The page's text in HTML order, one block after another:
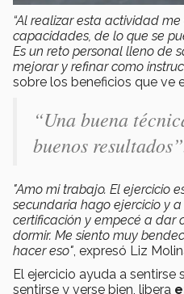
“Al realizar esta actividad
capacidades, de lo que se
Es un reto personal lleno de
mejorar y refinar como
sobre los beneficios que ve
“Una buena
buenos
"Amo mi trabajo. El ejercicio
secundaria hago ejercicio y
certificación y empecé a dar
dormir. Me siento muy
hacer eso", expresó Liz
El ejercicio ayuda a sentirse
sentirse y verse bien, libera